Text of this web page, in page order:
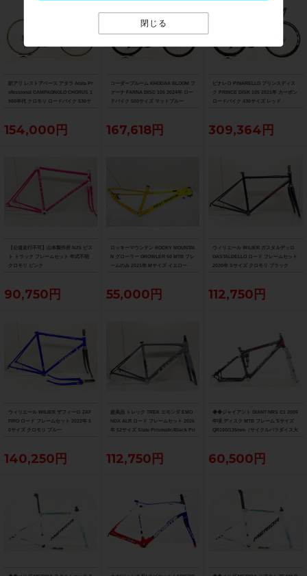
閉じる
訳アリ レストアベース アタラ Atala Pr
ofessional CAMPAGNOLO CHORUS 1
980年代 クロモリ ロードバイク 530サ
154,000円
コーダーブルーム KHODAA BLOOM フ
ァーナ FARNA DISC 105 2024年 ロー
ドバイク 500サイズ マットブルー
167,618円
ピナレロ PINARELLO プリンスディス
ク PRINCE DISK 105 2021年 カーボン
ロードバイク 430サイズ レッド
309,364円
【公道走行不可】山本製作所 NJS ピス
ト トラック フレームセット 年式不明
クロモリ ピンク
90,750円
ロッキーマウンテン ROCKY MOUNTAI
N グローラー GROWLER 50 MTB フレ
ームのみ 2021年 Mサイズ イエロー
55,000円
ウィリエール WILIER ガスタルデッロ
GASTALDELLO ロード フレームセット
2020年 Sサイズ クロモリ ブラック
112,750円
ウィリエール WILIER ザフィーロ ZAF
FIRO ロード フレームセット 2022年 5
0サイズ クロモリ ブルー
140,250円
超美品 トレック TREK エモンダ EMO
NDA ALR ロード フレームセット 2026
年 52サイズ Slate Prismatic/Black Pri
112,750円
◆◆ジャイアント GIANT NRS C1 2005
年頃 ディスク MTB フレーム Sサイズ
QR100/135mm（サイクルパラダイス大
60,500円